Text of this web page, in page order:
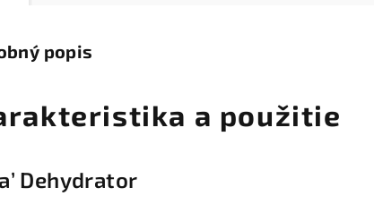
popis
a použitie
Dehydrator